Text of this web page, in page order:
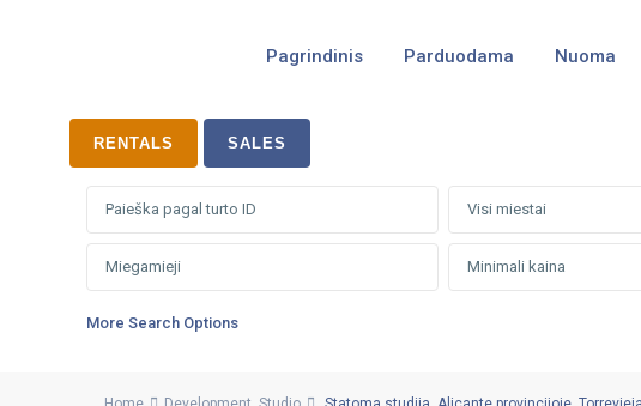
Pagrindinis Parduodama Nuoma
RENTALS SALES
Visi miestai
More Search Options